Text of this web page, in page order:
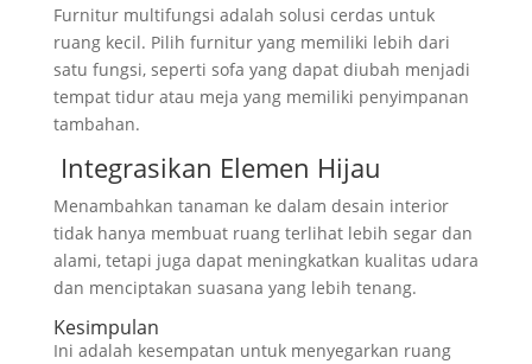
Furnitur multifungsi adalah solusi cerdas untuk
ruang kecil. Pilih furnitur yang memiliki lebih dari
satu fungsi, seperti sofa yang dapat diubah menjadi
tempat tidur atau meja yang memiliki penyimpanan
tambahan.
Integrasikan Elemen Hijau
Menambahkan tanaman ke dalam desain interior
tidak hanya membuat ruang terlihat lebih segar dan
alami, tetapi juga dapat meningkatkan kualitas udara
dan menciptakan suasana yang lebih tenang.
Kesimpulan
Ini adalah kesempatan untuk menyegarkan ruang